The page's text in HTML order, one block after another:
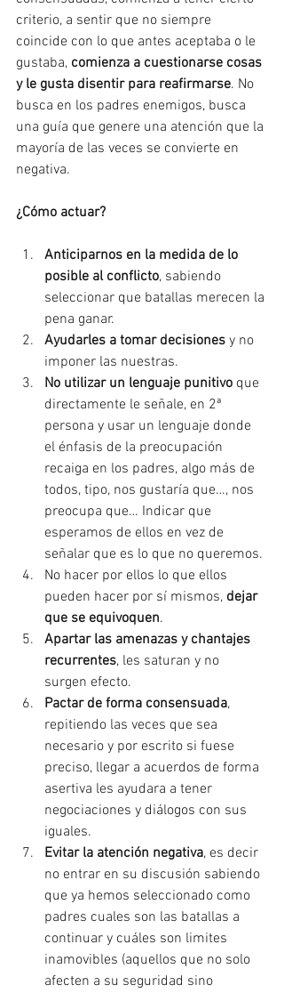
criterio, a sentir que no siempre
coincide con lo que antes aceptaba o le
gustaba, comienza a cuestionarse cosas
y le gusta disentir para reafirmarse. No
busca en los padres enemigos, busca
una guía que genere una atención que la
mayoría de las veces se convierte en
negativa.
¿Cómo actuar?
Anticiparnos en la medida de lo
posible al conflicto, sabiendo
seleccionar que batallas merecen la
pena ganar.
Ayudarles a tomar decisiones y no
imponer las nuestras.
No utilizar un lenguaje punitivo que
directamente le señale, en 2ª
persona y usar un lenguaje donde
el énfasis de la preocupación
recaiga en los padres, algo más de
todos, tipo, nos gustaría que…, nos
preocupa que… Indicar que
esperamos de ellos en vez de
señalar que es lo que no queremos.
No hacer por ellos lo que ellos
pueden hacer por sí mismos, dejar
que se equivoquen.
Apartar las amenazas y chantajes
recurrentes, les saturan y no
surgen efecto.
Pactar de forma consensuada,
repitiendo las veces que sea
necesario y por escrito si fuese
preciso, llegar a acuerdos de forma
asertiva les ayudara a tener
negociaciones y diálogos con sus
iguales.
Evitar la atención negativa, es decir
no entrar en su discusión sabiendo
que ya hemos seleccionado como
padres cuales son las batallas a
continuar y cuáles son limites
inamovibles (aquellos que no solo
afecten a su seguridad sino